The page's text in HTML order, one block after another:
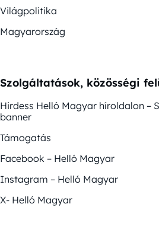
Világpolitika
Magyarország
Szolgáltatások, közösségi
Hirdess Helló Magyar híroldalon –
banner
Támogatás
Facebook – Helló Magyar
Instagram – Helló Magyar
X- Helló Magyar